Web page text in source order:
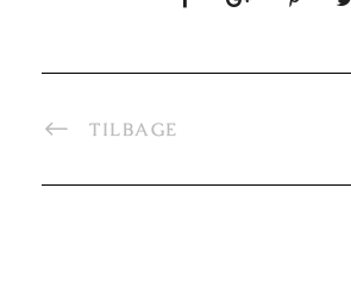
TILBAGE